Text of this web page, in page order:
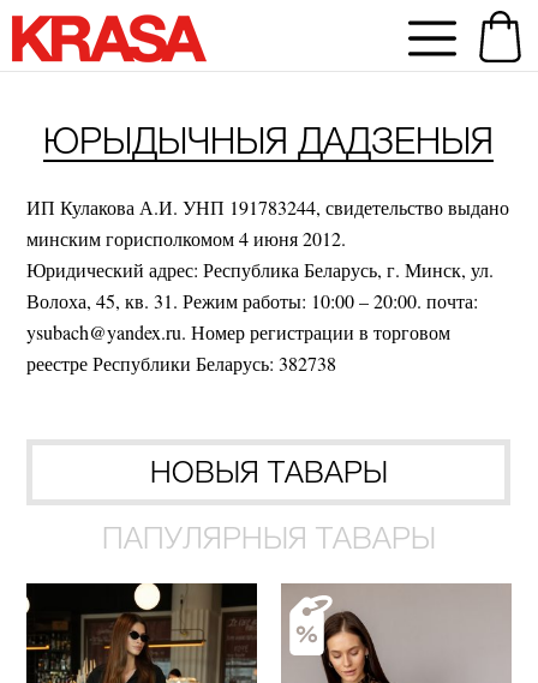
ЮРЫДЫЧНЫЯ ДАДЗЕНЫЯ
ИП Кулакова А.И. УНП 191783244, свидетельство выдано
минским горисполкомом 4 июня 2012.
Юридический адрес: Республика Беларусь, г. Минск, ул.
Волоха, 45, кв. 31. Режим работы: 10:00 – 20:00. почта:
ysubach@yandex.ru. Номер регистрации в торговом
реестре Республики Беларусь: 382738
НОВЫЯ ТАВАРЫ
ПАПУЛЯРНЫЯ ТАВАРЫ